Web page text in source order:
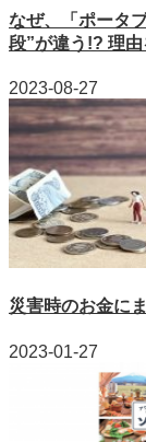
なぜ、「ポータ
段”が違う!? 理
2023-08-27
災害時のお金に
2023-01-27